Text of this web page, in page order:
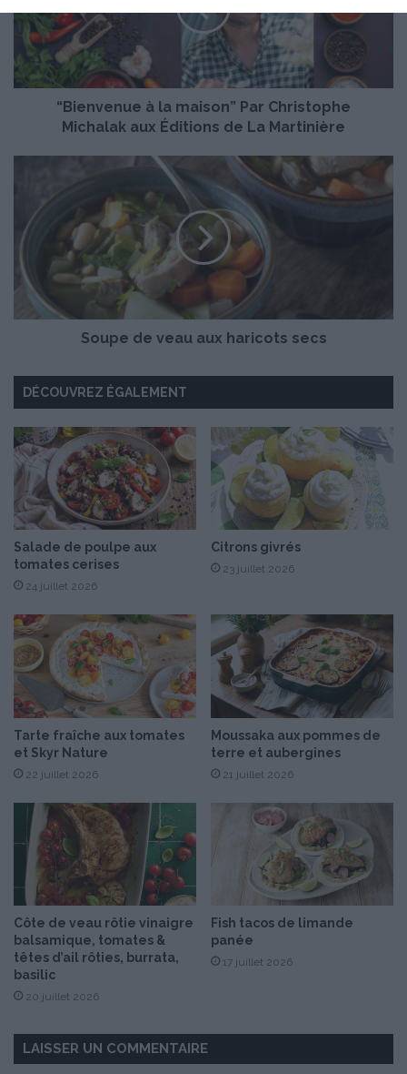
n
n
u
P
C
r
i
s
p
h
e
M
i
h
a
l
a
k
a
u
x
É
s
d
e
L
M
t
“Bienvenue à la maison” Par Christophe
Michalak aux Éditions de La Martinière
e
a
a
r
c
o
t
s
s
c
s
Soupe de veau aux haricots secs
DÉCOUVREZ ÉGALEMENT
Salade de poulpe aux
tomates cerises
24 juillet 2026
Citrons givrés
23 juillet 2026
Tarte fraîche aux tomates
et Skyr Nature
22 juillet 2026
Moussaka aux pommes de
terre et aubergines
21 juillet 2026
Côte de veau rôtie vinaigre
balsamique, tomates &
têtes d’ail rôties, burrata,
basilic
20 juillet 2026
Fish tacos de limande
panée
17 juillet 2026
LAISSER UN COMMENTAIRE